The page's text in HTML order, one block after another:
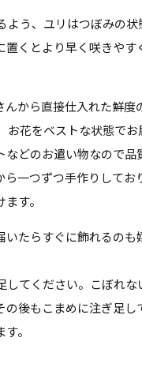
よう、ユリはつぼみの状
くとより早く咲きやす
から直接仕入れた鮮度
お花をベストな状態でお
どのお遣い物なので品
一つずつ手作りしてお
す。
たらすぐに飾れるのも
してください。こぼれな
後もこまめに注ぎ足し
。